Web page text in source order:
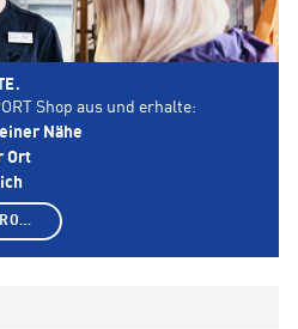
Shop aus und erhalte:
Nähe
Ort
SHOP AUSWÄHLEN UND PRODUKTE ANZEIGEN